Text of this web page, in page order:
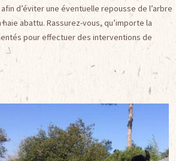
d’éviter une éventuelle repousse de l’arbre
haie abattu. Rassurez-vous, qu’importe la
pour effectuer des interventions de